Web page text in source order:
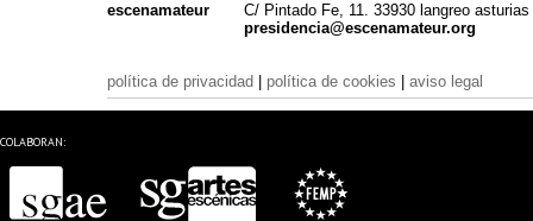
escenamateur
C/ Pintado Fe, 11. 33930 langreo asturias
presidencia@escenamateur.org
política de privacidad política de cookies aviso legal
COLABORAN: